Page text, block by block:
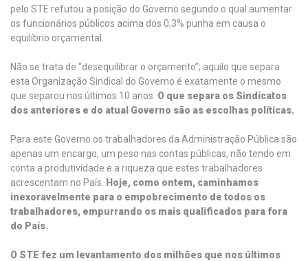
pelo STE refutou a posição do Governo segundo o qual aumentar
os funcionários públicos acima dos 0,3% punha em causa o
equilíbrio orçamental.
Não se trata de “desequilibrar o orçamento”; aquilo que separa
esta Organização Sindical do Governo é exatamente o mesmo
que separou nos últimos 10 anos. O que separa os Sindicatos
dos anteriores e do atual Governo são as escolhas políticas.
Para este Governo os trabalhadores da Administração Pública são
apenas um encargo, um peso nas contas públicas, não tendo em
conta a produtividade e a riqueza que estes trabalhadores
acrescentam no País.
Hoje, como ontem, caminhamos
inexoravelmente para o empobrecimento de todos os
trabalhadores, empurrando os mais qualificados para fora
do País.
O STE fez um levantamento dos milhões que nos últimos